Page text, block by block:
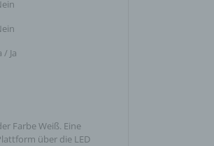
/ Ja
Farbe Weiß. Eine
über die LED